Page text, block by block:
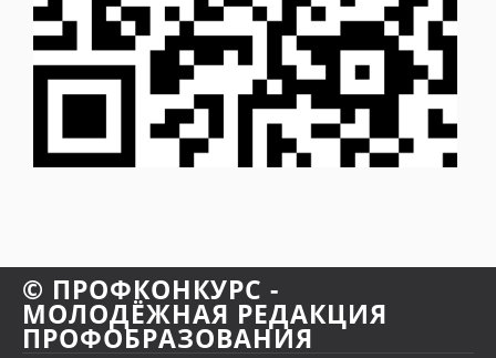
© ПРОФКОНКУРС -
МОЛОДЁЖНАЯ РЕДАКЦИЯ
ПРОФОБРАЗОВАНИЯ